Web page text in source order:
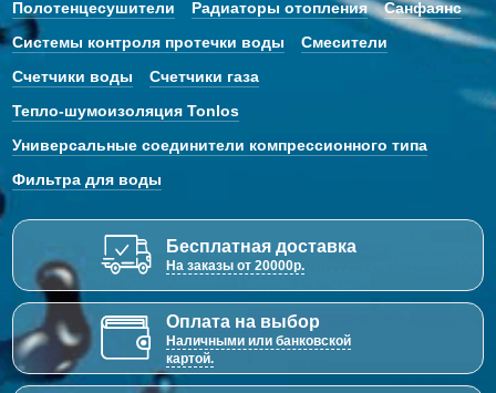
Полотенцесушители
Радиаторы отопления
Санфаянс
Системы контроля протечки воды
Смесители
Счетчики воды
Счетчики газа
Тепло-шумоизоляция Tonlos
Универсальные соединители компрессионного типа
Фильтра для воды
Бесплатная доставка
На заказы от 20000р.
Оплата на выбор
Наличными или банковской
картой.